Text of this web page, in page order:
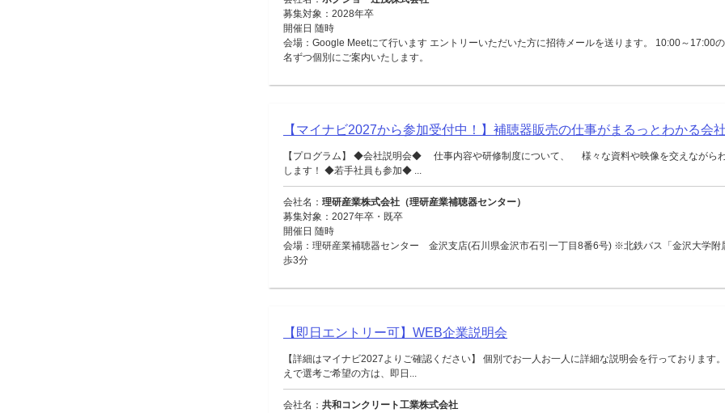
募集対象：2028年卒
開催日 随時
会場：Google Meetにて行います エントリーいただいた方に招待メールを送ります。 10:00～17:00
名ずつ個別にご案内いたします。
【マイナビ2027から参加受付中！】補聴器販売の仕事がまるっとわかる会
【プログラム】 ◆会社説明会◆ 仕事内容や研修制度について、 様々な資料や映像を交えながら
します！ ◆若手社員も参加◆ ...
会社名： 理研産業株式会社（理研産業補聴器センター）
募集対象：2027年卒・既卒
開催日 随時
会場：理研産業補聴器センター 金沢支店(石川県金沢市石引一丁目8番6号) ※北鉄バス「金沢大学附
歩3分
【即日エントリー可】WEB企業説明会
【詳細はマイナビ2027よりご確認ください】 個別でお一人お一人に詳細な説明会を行っております
えで選考ご希望の方は、即日...
会社名： 共和コンクリート工業株式会社